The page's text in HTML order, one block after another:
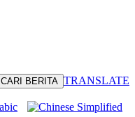
TRANSLATE